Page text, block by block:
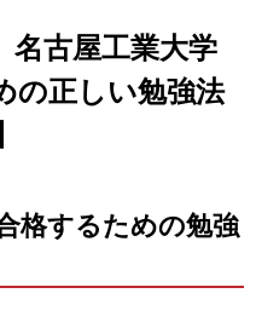
名古屋工業大学
の正しい勉強法
格するための勉強